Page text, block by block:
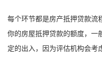
每个环节都是房产抵押贷款流
你的房屋抵押贷款的额度，一
定的出入，因为评估机构会考